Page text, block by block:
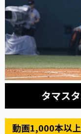
タマス
動画1,000本以